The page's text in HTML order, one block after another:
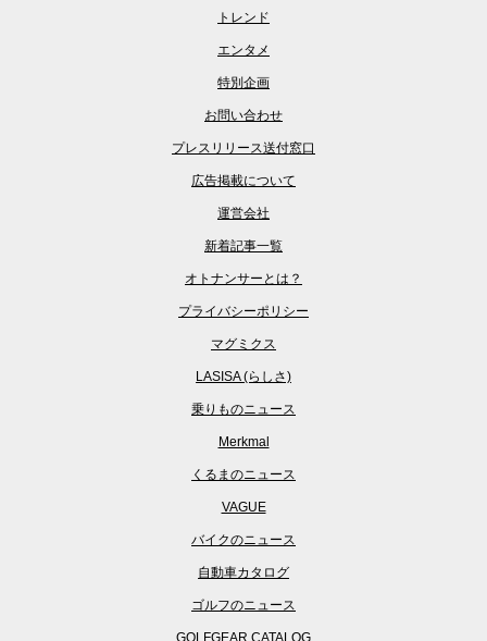
トレンド
エンタメ
特別企画
お問い合わせ
プレスリリース送付窓口
広告掲載について
運営会社
新着記事一覧
オトナンサーとは？
プライバシーポリシー
マグミクス
LASISA (らしさ)
乗りものニュース
Merkmal
くるまのニュース
VAGUE
バイクのニュース
自動車カタログ
ゴルフのニュース
GOLFGEAR CATALOG